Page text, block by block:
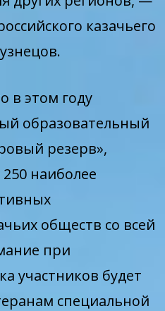
казачьего
в этом году
образовательный
резерв»,
наиболее
обществ со всей
при
участников будет
специальной